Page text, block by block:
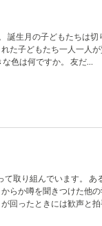
誕生月の子どもたちは
た子どもたち一人一人
色は何ですか。 友だ…
取り組んでいます。 あ
らか噂を聞きつけた他
回ったときには歓声と